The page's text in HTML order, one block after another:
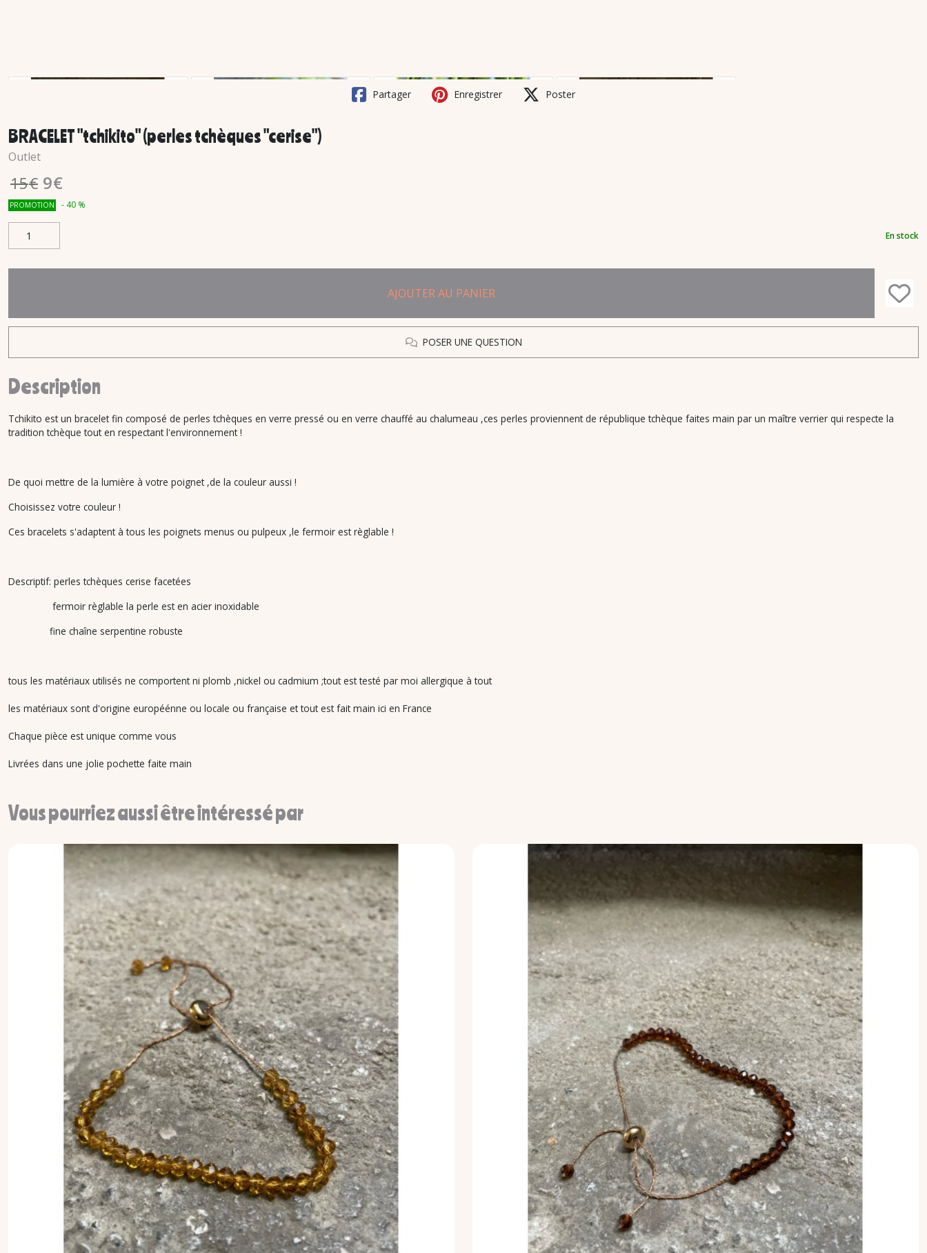
Partager Enregistrer Poster
BRACELET "tchikito" (perles tchèques "cerise")
Outlet
15€ 9€
PROMOTION - 40 %
En stock
AJOUTER AU PANIER
POSER UNE QUESTION
Description
Tchikito est un bracelet fin composé de perles tchèques en verre pressé ou en verre chauffé au chalumeau ,ces perles proviennent de république tchèque faites main par un maître verrier qui respecte la
tradition tchèque tout en respectant l'environnement !
De quoi mettre de la lumière à votre poignet ,de la couleur aussi !
Choisissez votre couleur !
Ces bracelets s'adaptent à tous les poignets menus ou pulpeux ,le fermoir est règlable !
Descriptif: perles tchèques cerise facetées
fermoir règlable la perle est en acier inoxidable
fine chaîne serpentine robuste
tous les matériaux utilisés ne comportent ni plomb ,nickel ou cadmium ;tout est testé par moi allergique à tout
les matériaux sont d'origine européénne ou locale ou française et tout est fait main ici en France
Chaque pièce est unique comme vous
Livrées dans une jolie pochette faite main
Vous pourriez aussi être intéressé par